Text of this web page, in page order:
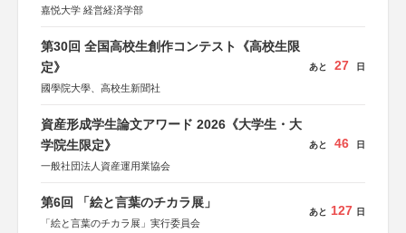
嘉悦大学 経営経済学部
第30回 全国高校生創作コンテスト《高校生限
定》
國學院大學、高校生新聞社
あと 27 日
資産形成学生論文アワード 2026《大学生・大
学院生限定》
一般社団法人資産運用業協会
あと 46 日
第6回 「絵と言葉のチカラ展」
「絵と言葉のチカラ展」実行委員会
あと 127 日